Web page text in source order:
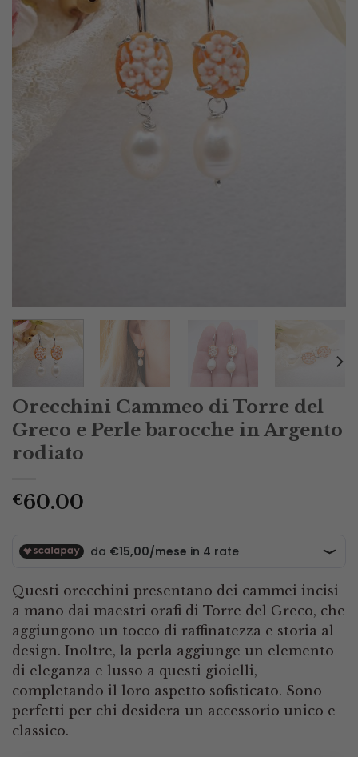
Orecchini Cammeo di Torre del
Greco e Perle barocche in Argento
rodiato
€60.00
Questi orecchini presentano dei cammei incisi
a mano dai maestri orafi di Torre del Greco, che
aggiungono un tocco di raffinatezza e storia al
design. Inoltre, la perla aggiunge un elemento
di eleganza e lusso a questi gioielli,
completando il loro aspetto sofisticato. Sono
perfetti per chi desidera un accessorio unico e
classico.